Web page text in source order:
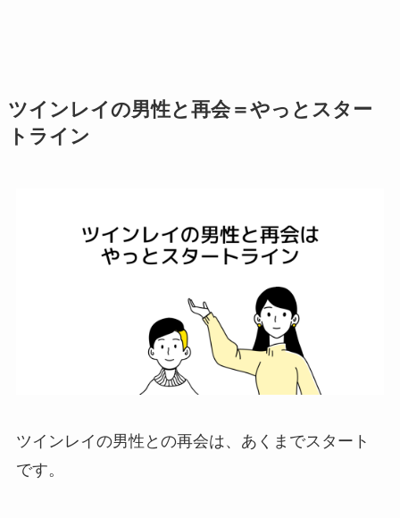
ツインレイの男性と再会＝やっとスター
トライン
ツインレイの男性との再会は、あくまでスタート
です。